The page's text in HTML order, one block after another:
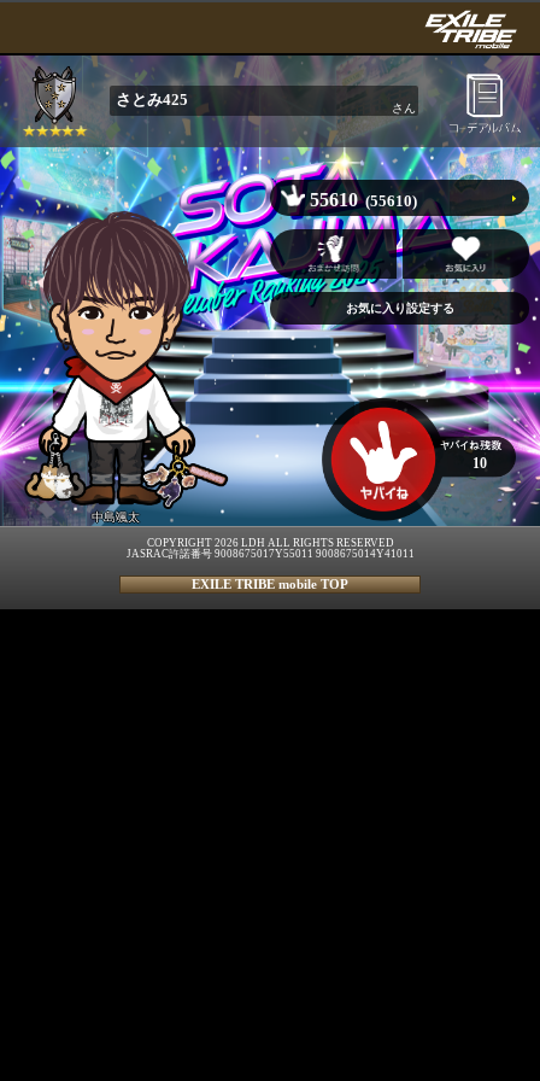
さとみ425 さん
中島颯太
55610 (55610)
10
COPYRIGHT 2026 LDH ALL RIGHTS RESERVED
JASRAC許諾番号 9008675017Y55011 9008675014Y41011
EXILE TRIBE mobile TOP